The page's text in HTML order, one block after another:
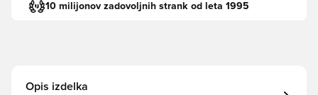
10 milijonov zadovoljnih strank od leta 1995
Opis izdelka